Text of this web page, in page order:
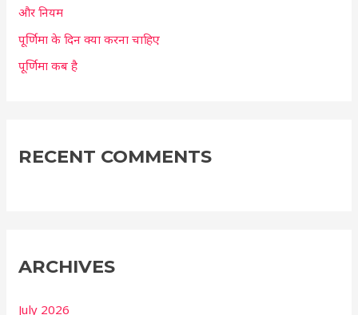
और नियम
पूर्णिमा के दिन क्या करना चाहिए
पूर्णिमा कब है
RECENT COMMENTS
ARCHIVES
July 2026